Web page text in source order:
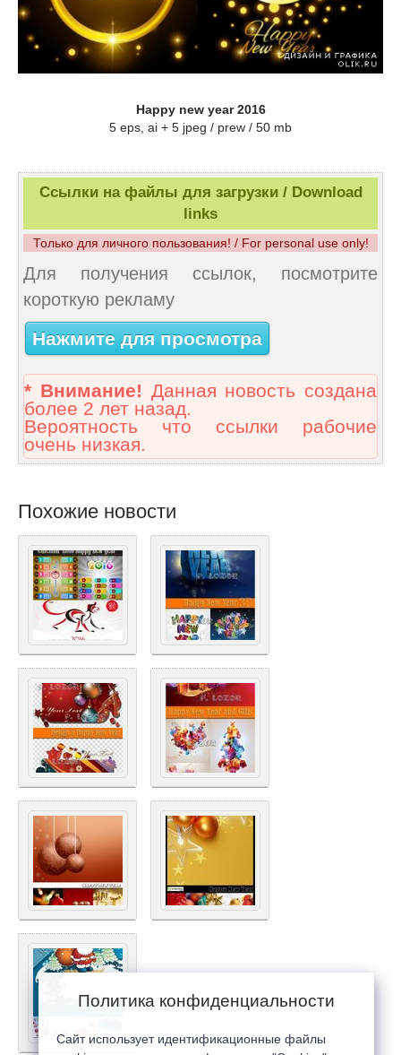
Happy new year 2016
5 eps, ai + 5 jpeg / prew / 50 mb
Ссылки на файлы для загрузки / Download
links
Только для личного пользования! / For personal use only!
Для получения ссылок, посмотрите
короткую рекламу
Нажмите для просмотра
* Внимание! Данная новость создана
более 2 лет назад.
Вероятность что ссылки рабочие
очень низкая.
Похожие новости
Политика конфиденциальности
Сайт использует идентификационные файлы